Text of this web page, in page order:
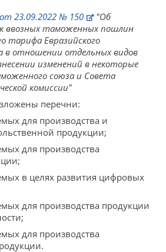
23.09.2022 № 150
"Об
ввозных таможенных пошлин
тарифа Евразийского
в отношении отдельных видов
изменений в некоторые
союза и Совета
комиссии"
перечни:
для производства и
продукции;
для производства
в целях развития цифровых
для производства продукции
для производства